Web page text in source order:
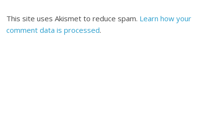
This site uses Akismet to reduce spam. Learn how your
comment data is processed.